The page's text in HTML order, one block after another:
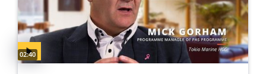
Video duration:
02:40